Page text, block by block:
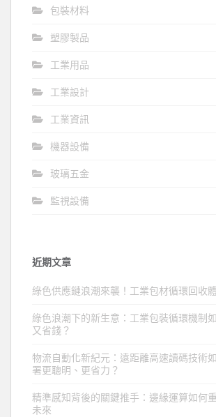
包裝材料
塑膠製品
工業用品
工業設計
工業資訊
機器設備
玻璃五金
監視設備
近期文章
綠色供應鏈浪潮來襲！工業包材循環回收
綠色浪潮下的新生意：工業包裝循環機制
又省錢？
物流自動化新紀元：遠距離高速讀碼技術
署更聰明、更省力？
精準感知背後的關鍵推手：邊緣運算如何
未來